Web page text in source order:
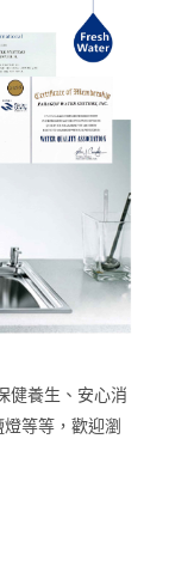
健養生、安心消
等等，歡迎瀏